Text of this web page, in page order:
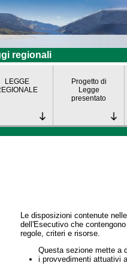
regionali
LEGGE
Progetto di
Legge
presentato
Le disposizioni contenute
dell'Esecutivo che
regole, criteri e risorse.
Questa sezione mette a
i provvedimenti attuativi